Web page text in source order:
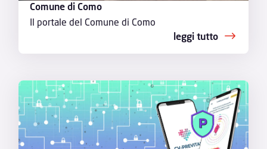
Comune di Como
Il portale del Comune di Como
leggi tutto